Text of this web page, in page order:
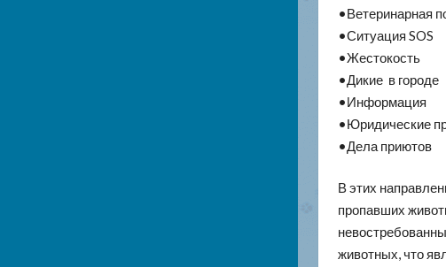
•Ветеринарная
•Ситуация SOS
•Жестокость
•Дикие в городе
•Информация
•Юридические
•Дела приютов
В этих
пропавших
животных, что